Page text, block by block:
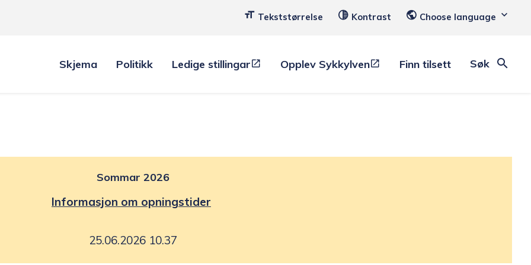
Tekststørrelse Kontrast Choose language
Skjema Politikk Ledige stillingar Opplev Sykkylven Finn tilsett Søk
Sommar 2026
Informasjon om opningstider
25.06.2026 10.37